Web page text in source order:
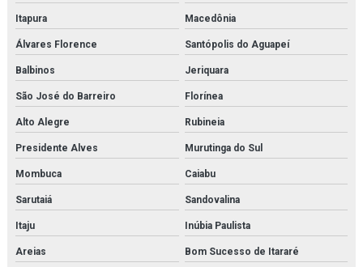
Itapura Macedônia
Álvares Florence Santópolis do Aguapeí
Balbinos Jeriquara
São José do Barreiro Florínea
Alto Alegre Rubineia
Presidente Alves Murutinga do Sul
Mombuca Caiabu
Sarutaiá Sandovalina
Itaju Inúbia Paulista
Areias Bom Sucesso de Itararé